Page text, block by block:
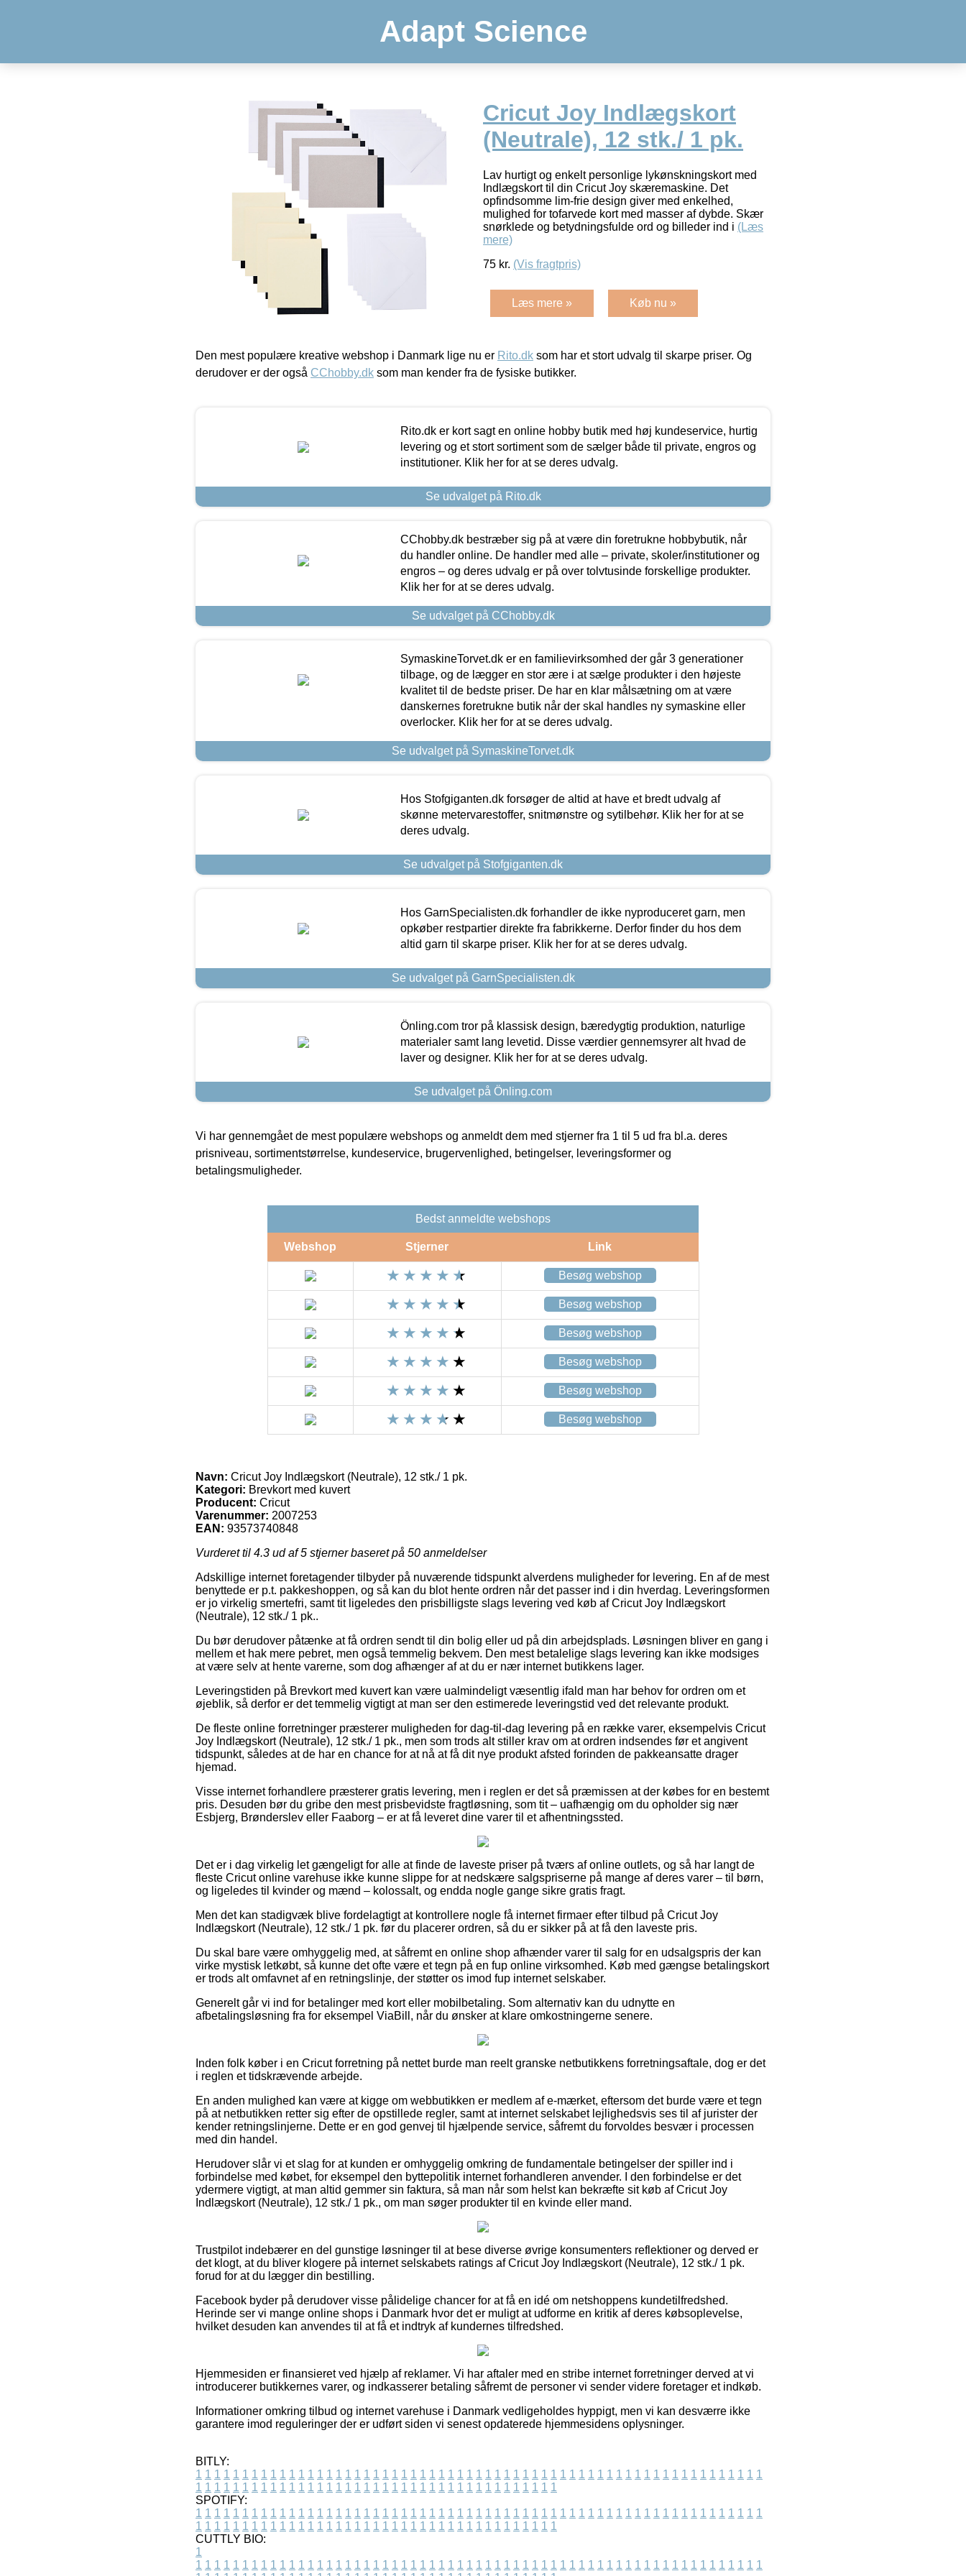
Adapt Science
Cricut Joy Indlægskort
(Neutrale), 12 stk./ 1 pk.
Lav hurtigt og enkelt personlige lykønskningskort med
Indlægskort til din Cricut Joy skæremaskine. Det
opfindsomme lim-frie design giver med enkelhed,
mulighed for tofarvede kort med masser af dybde. Skær
snørklede og betydningsfulde ord og billeder ind i (Læs
mere)
75 kr. (Vis fragtpris)
Læs mere » Køb nu »
Den mest populære kreative webshop i Danmark lige nu er Rito.dk som har et stort udvalg til skarpe priser. Og
derudover er der også CChobby.dk som man kender fra de fysiske butikker.
Rito.dk er kort sagt en online hobby butik med høj kundeservice, hurtig
levering og et stort sortiment som de sælger både til private, engros og
institutioner. Klik her for at se deres udvalg.
Se udvalget på Rito.dk
CChobby.dk bestræber sig på at være din foretrukne hobbybutik, når
du handler online. De handler med alle – private, skoler/institutioner og
engros – og deres udvalg er på over tolvtusinde forskellige produkter.
Klik her for at se deres udvalg.
Se udvalget på CChobby.dk
SymaskineTorvet.dk er en familievirksomhed der går 3 generationer
tilbage, og de lægger en stor ære i at sælge produkter i den højeste
kvalitet til de bedste priser. De har en klar målsætning om at være
danskernes foretrukne butik når der skal handles ny symaskine eller
overlocker. Klik her for at se deres udvalg.
Se udvalget på SymaskineTorvet.dk
Hos Stofgiganten.dk forsøger de altid at have et bredt udvalg af
skønne metervarestoffer, snitmønstre og sytilbehør. Klik her for at se
deres udvalg.
Se udvalget på Stofgiganten.dk
Hos GarnSpecialisten.dk forhandler de ikke nyproduceret garn, men
opkøber restpartier direkte fra fabrikkerne. Derfor finder du hos dem
altid garn til skarpe priser. Klik her for at se deres udvalg.
Se udvalget på GarnSpecialisten.dk
Önling.com tror på klassisk design, bæredygtig produktion, naturlige
materialer samt lang levetid. Disse værdier gennemsyrer alt hvad de
laver og designer. Klik her for at se deres udvalg.
Se udvalget på Önling.com
Vi har gennemgået de mest populære webshops og anmeldt dem med stjerner fra 1 til 5 ud fra bl.a. deres
prisniveau, sortimentstørrelse, kundeservice, brugervenlighed, betingelser, leveringsformer og
betalingsmuligheder.
Bedst anmeldte webshops
Webshop Stjerner Link
Besøg webshop
Besøg webshop
Besøg webshop
Besøg webshop
Besøg webshop
Besøg webshop
Navn: Cricut Joy Indlægskort (Neutrale), 12 stk./ 1 pk.
Kategori: Brevkort med kuvert
Producent: Cricut
Varenummer: 2007253
EAN: 93573740848
Vurderet til 4.3 ud af 5 stjerner baseret på 50 anmeldelser
Adskillige internet foretagender tilbyder på nuværende tidspunkt alverdens muligheder for levering. En af de mest
benyttede er p.t. pakkeshoppen, og så kan du blot hente ordren når det passer ind i din hverdag. Leveringsformen
er jo virkelig smertefri, samt tit ligeledes den prisbilligste slags levering ved køb af Cricut Joy Indlægskort
(Neutrale), 12 stk./ 1 pk..
Du bør derudover påtænke at få ordren sendt til din bolig eller ud på din arbejdsplads. Løsningen bliver en gang i
mellem et hak mere pebret, men også temmelig bekvem. Den mest betalelige slags levering kan ikke modsiges
at være selv at hente varerne, som dog afhænger af at du er nær internet butikkens lager.
Leveringstiden på Brevkort med kuvert kan være ualmindeligt væsentlig ifald man har behov for ordren om et
øjeblik, så derfor er det temmelig vigtigt at man ser den estimerede leveringstid ved det relevante produkt.
De fleste online forretninger præsterer muligheden for dag-til-dag levering på en række varer, eksempelvis Cricut
Joy Indlægskort (Neutrale), 12 stk./ 1 pk., men som trods alt stiller krav om at ordren indsendes før et angivent
tidspunkt, således at de har en chance for at nå at få dit nye produkt afsted forinden de pakkeansatte drager
hjemad.
Visse internet forhandlere præsterer gratis levering, men i reglen er det så præmissen at der købes for en bestemt
pris. Desuden bør du gribe den mest prisbevidste fragtløsning, som tit – uafhængig om du opholder sig nær
Esbjerg, Brønderslev eller Faaborg – er at få leveret dine varer til et afhentningssted.
Det er i dag virkelig let gængeligt for alle at finde de laveste priser på tværs af online outlets, og så har langt de
fleste Cricut online varehuse ikke kunne slippe for at nedskære salgspriserne på mange af deres varer – til børn,
og ligeledes til kvinder og mænd – kolossalt, og endda nogle gange sikre gratis fragt.
Men det kan stadigvæk blive fordelagtigt at kontrollere nogle få internet firmaer efter tilbud på Cricut Joy
Indlægskort (Neutrale), 12 stk./ 1 pk. før du placerer ordren, så du er sikker på at få den laveste pris.
Du skal bare være omhyggelig med, at såfremt en online shop afhænder varer til salg for en udsalgspris der kan
virke mystisk letkøbt, så kunne det ofte være et tegn på en fup online virksomhed. Køb med gængse betalingskort
er trods alt omfavnet af en retningslinje, der støtter os imod fup internet selskaber.
Generelt går vi ind for betalinger med kort eller mobilbetaling. Som alternativ kan du udnytte en
afbetalingsløsning fra for eksempel ViaBill, når du ønsker at klare omkostningerne senere.
Inden folk køber i en Cricut forretning på nettet burde man reelt granske netbutikkens forretningsaftale, dog er det
i reglen et tidskrævende arbejde.
En anden mulighed kan være at kigge om webbutikken er medlem af e-mærket, eftersom det burde være et tegn
på at netbutikken retter sig efter de opstillede regler, samt at internet selskabet lejlighedsvis ses til af jurister der
kender retningslinjerne. Dette er en god genvej til hjælpende service, såfremt du forvoldes besvær i processen
med din handel.
Herudover slår vi et slag for at kunden er omhyggelig omkring de fundamentale betingelser der spiller ind i
forbindelse med købet, for eksempel den byttepolitik internet forhandleren anvender. I den forbindelse er det
ydermere vigtigt, at man altid gemmer sin faktura, så man når som helst kan bekræfte sit køb af Cricut Joy
Indlægskort (Neutrale), 12 stk./ 1 pk., om man søger produkter til en kvinde eller mand.
Trustpilot indebærer en del gunstige løsninger til at bese diverse øvrige konsumenters reflektioner og derved er
det klogt, at du bliver klogere på internet selskabets ratings af Cricut Joy Indlægskort (Neutrale), 12 stk./ 1 pk.
forud for at du lægger din bestilling.
Facebook byder på derudover visse pålidelige chancer for at få en idé om netshoppens kundetilfredshed.
Herinde ser vi mange online shops i Danmark hvor det er muligt at udforme en kritik af deres købsoplevelse,
hvilket desuden kan anvendes til at få et indtryk af kundernes tilfredshed.
Hjemmesiden er finansieret ved hjælp af reklamer. Vi har aftaler med en stribe internet forretninger derved at vi
introducerer butikkernes varer, og indkasserer betaling såfremt de personer vi sender videre foretager et indkøb.
Informationer omkring tilbud og internet varehuse i Danmark vedligeholdes hyppigt, men vi kan desværre ikke
garantere imod reguleringer der er udført siden vi senest opdaterede hjemmesidens oplysninger.
BITLY:
1 1 1 1 1 1 1 1 1 1 1 1 1 1 1 1 1 1 1 1 1 1 1 1 1 1 1 1 1 1 1 1 1 1 1 1 1 1 1 1 1 1 1 1 1 1 1 1 1 1 1 1 1 1 1 1 1 1 1 1 1
1 1 1 1 1 1 1 1 1 1 1 1 1 1 1 1 1 1 1 1 1 1 1 1 1 1 1 1 1 1 1 1 1 1 1 1 1 1 1
SPOTIFY:
1 1 1 1 1 1 1 1 1 1 1 1 1 1 1 1 1 1 1 1 1 1 1 1 1 1 1 1 1 1 1 1 1 1 1 1 1 1 1 1 1 1 1 1 1 1 1 1 1 1 1 1 1 1 1 1 1 1 1 1 1
1 1 1 1 1 1 1 1 1 1 1 1 1 1 1 1 1 1 1 1 1 1 1 1 1 1 1 1 1 1 1 1 1 1 1 1 1 1 1
CUTTLY BIO:
1
1 1 1 1 1 1 1 1 1 1 1 1 1 1 1 1 1 1 1 1 1 1 1 1 1 1 1 1 1 1 1 1 1 1 1 1 1 1 1 1 1 1 1 1 1 1 1 1 1 1 1 1 1 1 1 1 1 1 1 1 1